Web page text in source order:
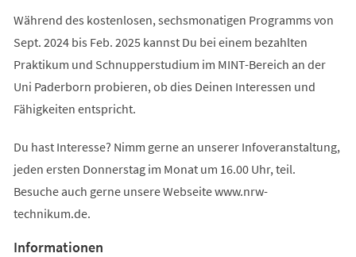
Während des kostenlosen, sechsmonatigen Programms von
Sept. 2024 bis Feb. 2025 kannst Du bei einem bezahlten
Praktikum und Schnupperstudium im MINT-Bereich an der
Uni Paderborn probieren, ob dies Deinen Interessen und
Fähigkeiten entspricht.
Du hast Interesse? Nimm gerne an unserer Infoveranstaltung,
jeden ersten Donnerstag im Monat um 16.00 Uhr, teil.
Besuche auch gerne unsere Webseite www.nrw-
technikum.de.
Informationen